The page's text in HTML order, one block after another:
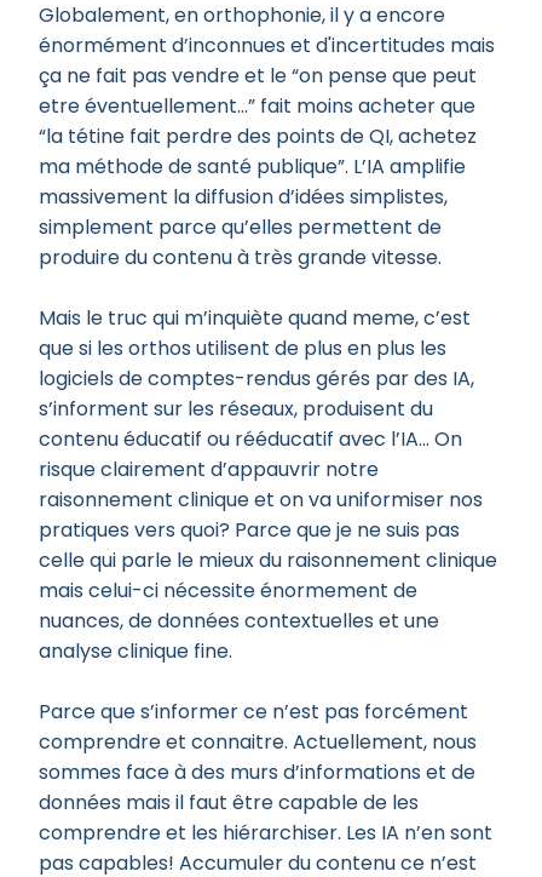
Globalement, en orthophonie, il y a encore
énormément d’inconnues et d'incertitudes mais
ça ne fait pas vendre et le “on pense que peut
etre éventuellement…” fait moins acheter que
“la tétine fait perdre des points de QI, achetez
ma méthode de santé publique”. L’IA amplifie
massivement la diffusion d’idées simplistes,
simplement parce qu’elles permettent de
produire du contenu à très grande vitesse.
Mais le truc qui m’inquiète quand meme, c’est
que si les orthos utilisent de plus en plus les
logiciels de comptes-rendus gérés par des IA,
s’informent sur les réseaux, produisent du
contenu éducatif ou rééducatif avec l’IA… On
risque clairement d’appauvrir notre
raisonnement clinique et on va uniformiser nos
pratiques vers quoi? Parce que je ne suis pas
celle qui parle le mieux du raisonnement clinique
mais celui-ci nécessite énormement de
nuances, de données contextuelles et une
analyse clinique fine.
Parce que s’informer ce n’est pas forcément
comprendre et connaitre. Actuellement, nous
sommes face à des murs d’informations et de
données mais il faut être capable de les
comprendre et les hiérarchiser. Les IA n’en sont
pas capables! Accumuler du contenu ce n’est